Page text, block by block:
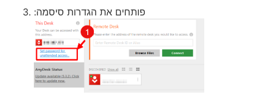
פותחים את הגדרות סיסמה: